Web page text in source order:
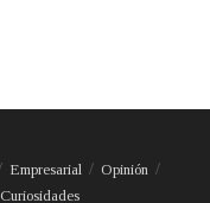
Empresarial
Opinión
Curiosidades